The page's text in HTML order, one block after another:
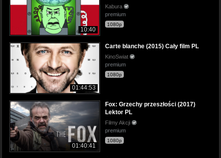
10:40
Kabura
premium
1080p
01:44:53
Carte blanche (2015) Cały film PL
KinoSwiat
premium
1080p
01:40:41
Fox: Grzechy przeszłości (2017)
Lektor PL
Filmy Akcji
premium
1080p